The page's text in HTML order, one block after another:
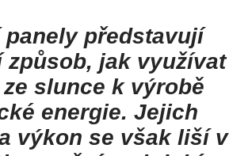
panely představují
způsob, jak využívat
slunce k výrobě
energie. Jejich
výkon se však liší v